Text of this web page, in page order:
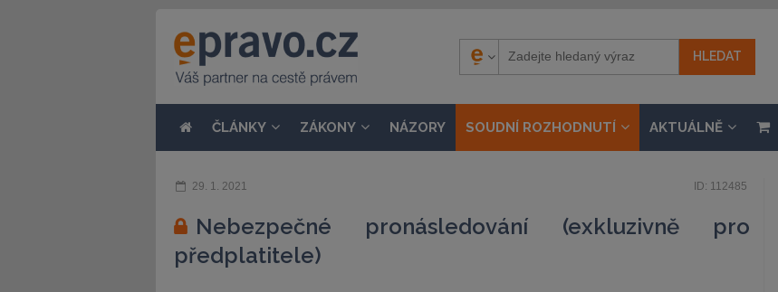
ČLÁNKY ZÁKONY NÁZORY SOUDNÍ ROZHODNUTÍ AKTUÁLNĚ
29. 1. 2021 ID: 112485
Nebezpečné pronásledování (exkluzivně pro
předplatitele)